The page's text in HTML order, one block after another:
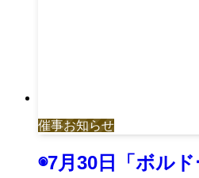
催事お知らせ
◉7月30日「ボル